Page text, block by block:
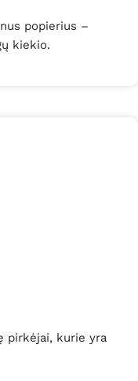
popierius –
kiekio.
pirkėjai, kurie yra